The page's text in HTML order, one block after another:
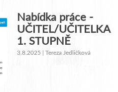
Nabídka práce -
UČITEL/UČITELKA
1. STUPNĚ
3.8.2025 | Tereza Jedličková